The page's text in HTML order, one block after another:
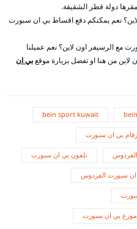
دولة قطر الشقيقة.
نعم يمكنكم دفع اقساط بي ان سبورت
مع الرسيفر اون لاين؟ نعم عميلنا
من هنا او تفضل بزيارة موقعبي ان
bein sport kuwait
بي ان سبورت
تلفون بي ان سبورت
سبورت الفردوس
موزع بي ان سبورت